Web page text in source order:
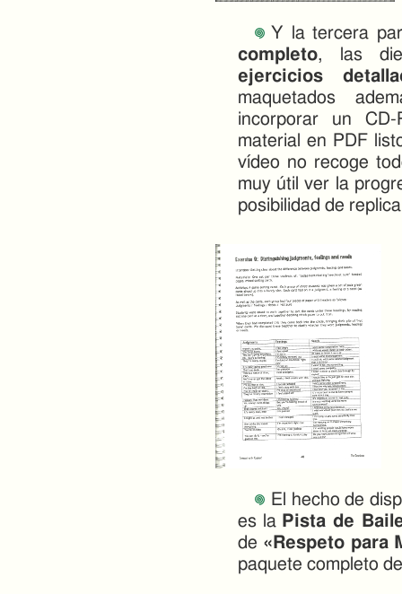
Y la tercera
completo, las
ejercicios
maquetados
incorporar un
material en PDF
vídeo no recoge
muy útil ver la
posibilidad de
El hecho de
es la Pista de
de «Respeto para
paquete completo